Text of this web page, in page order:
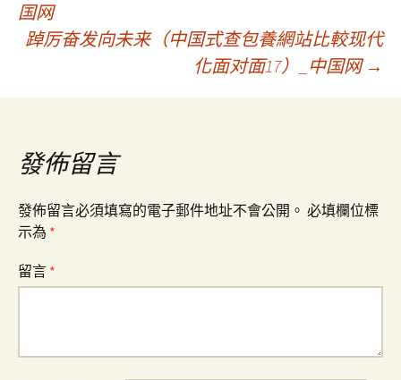
章
導
覽
国网
踔厉奋发向未来（中国式查包養網站比較现代
化面对面17）_中国网 →
發佈留言
發佈留言必須填寫的電子郵件地址不會公開。 必填欄位標
示為 *
留言 *